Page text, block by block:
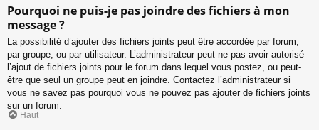
Pourquoi ne puis-je pas joindre des fichiers à mon
message ?
La possibilité d’ajouter des fichiers joints peut être accordée par forum,
par groupe, ou par utilisateur. L’administrateur peut ne pas avoir autorisé
l’ajout de fichiers joints pour le forum dans lequel vous postez, ou peut-
être que seul un groupe peut en joindre. Contactez l’administrateur si
vous ne savez pas pourquoi vous ne pouvez pas ajouter de fichiers joints
sur un forum.
Haut